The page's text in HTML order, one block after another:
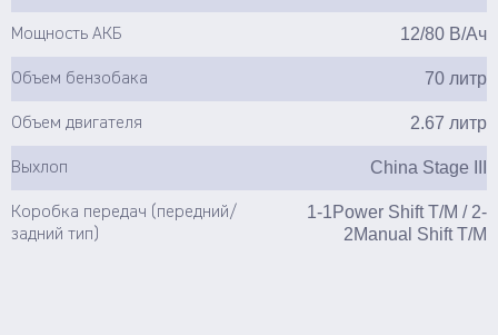
Мощность АКБ 12/80 В/Ач
Объем бензобака 70 литр
Объем двигателя 2.67 литр
Выхлоп China Stage III
Коробка передач (передний/
задний тип)
1-1Power Shift T/M / 2-
2Manual Shift T/M